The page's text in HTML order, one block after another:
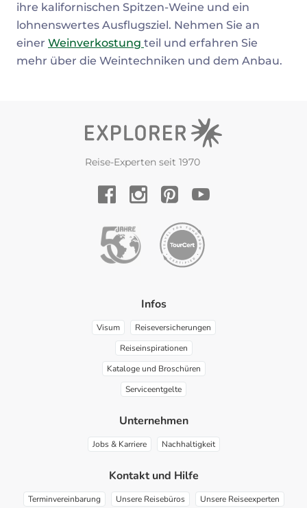
ihre kalifornischen Spitzen-Weine und ein
lohnenswertes Ausflugsziel. Nehmen Sie an
einer Weinverkostung teil und erfahren Sie
mehr über die Weintechniken und dem Anbau.
Reise-Experten seit 1970
Infos
Visum
Reiseversicherungen
Reiseinspirationen
Kataloge und Broschüren
Serviceentgelte
Unternehmen
Jobs & Karriere Nachhaltigkeit
Kontakt und Hilfe
Terminvereinbarung Unsere Reisebüros Unsere Reiseexperten